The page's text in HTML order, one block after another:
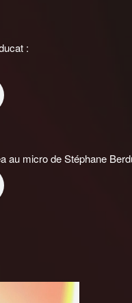
:
au micro de Stéphane